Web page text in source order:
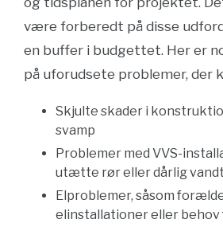
være forberedt på disse
en buffer i budgettet. Her er
på uforudsete problemer, der
Skjulte skader i
svamp
Problemer med VVS-
utætte rør eller dårlig
Elproblemer, såsom
elinstallationer eller